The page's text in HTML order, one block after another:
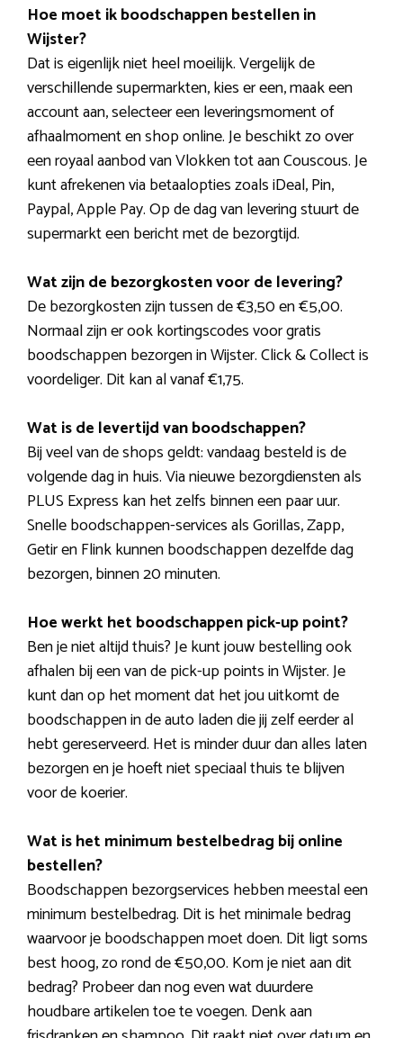
Hoe moet ik boodschappen bestellen in
Wijster?
Dat is eigenlijk niet heel moeilijk. Vergelijk de
verschillende supermarkten, kies er een, maak een
account aan, selecteer een leveringsmoment of
afhaalmoment en shop online. Je beschikt zo over
een royaal aanbod van Vlokken tot aan Couscous. Je
kunt afrekenen via betaalopties zoals iDeal, Pin,
Paypal, Apple Pay. Op de dag van levering stuurt de
supermarkt een bericht met de bezorgtijd.
Wat zijn de bezorgkosten voor de levering?
De bezorgkosten zijn tussen de €3,50 en €5,00.
Normaal zijn er ook kortingscodes voor gratis
boodschappen bezorgen in Wijster. Click & Collect is
voordeliger. Dit kan al vanaf €1,75.
Wat is de levertijd van boodschappen?
Bij veel van de shops geldt: vandaag besteld is de
volgende dag in huis. Via nieuwe bezorgdiensten als
PLUS Express kan het zelfs binnen een paar uur.
Snelle boodschappen-services als Gorillas, Zapp,
Getir en Flink kunnen boodschappen dezelfde dag
bezorgen, binnen 20 minuten.
Hoe werkt het boodschappen pick-up point?
Ben je niet altijd thuis? Je kunt jouw bestelling ook
afhalen bij een van de pick-up points in Wijster. Je
kunt dan op het moment dat het jou uitkomt de
boodschappen in de auto laden die jij zelf eerder al
hebt gereserveerd. Het is minder duur dan alles laten
bezorgen en je hoeft niet speciaal thuis te blijven
voor de koerier.
Wat is het minimum bestelbedrag bij online
bestellen?
Boodschappen bezorgservices hebben meestal een
minimum bestelbedrag. Dit is het minimale bedrag
waarvoor je boodschappen moet doen. Dit ligt soms
best hoog, zo rond de €50,00. Kom je niet aan dit
bedrag? Probeer dan nog even wat duurdere
houdbare artikelen toe te voegen. Denk aan